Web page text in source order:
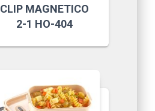
CLIP MAGNETICO
2-1 HO-404